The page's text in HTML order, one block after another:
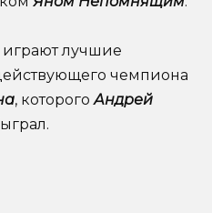
лучшие
чемпиона
, которогоАндрей